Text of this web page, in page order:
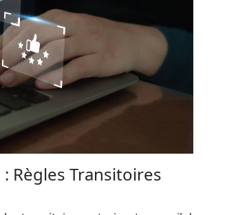
Règles Transitoires